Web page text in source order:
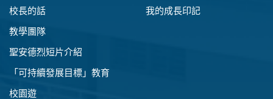
校長的話
教學團隊
聖安德烈短片介紹
「可持續發展目標」教育
校園遊
我的成長印記